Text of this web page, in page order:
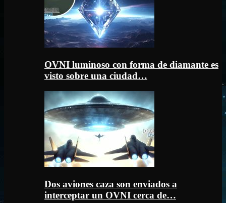
OVNI luminoso con forma de diamante es
visto sobre una ciudad…
Dos aviones caza son enviados a
interceptar un OVNI cerca de…